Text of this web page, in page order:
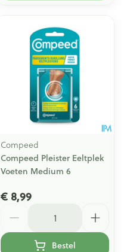
Compeed
Compeed Pleister Eeltplek
Voeten Medium 6
€ 8,99
Bestel